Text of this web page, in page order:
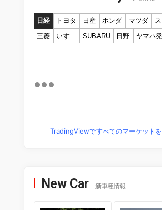
日経 トヨタ 日産 ホンダ マツダ
三菱
いすゞ SUBARU 日野 ヤマハ
TradingViewですべてのマーケット
New Car 新車種情報